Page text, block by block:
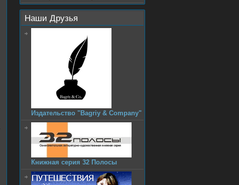
Наши Друзья
Издательство "Bagriy & Company"
Книжная серия 32 Полосы